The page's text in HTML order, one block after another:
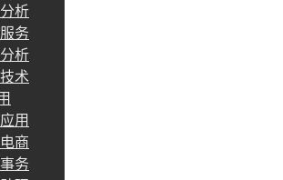
析
务
析
术
用
商
务